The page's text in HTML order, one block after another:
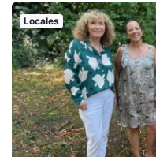
Locales